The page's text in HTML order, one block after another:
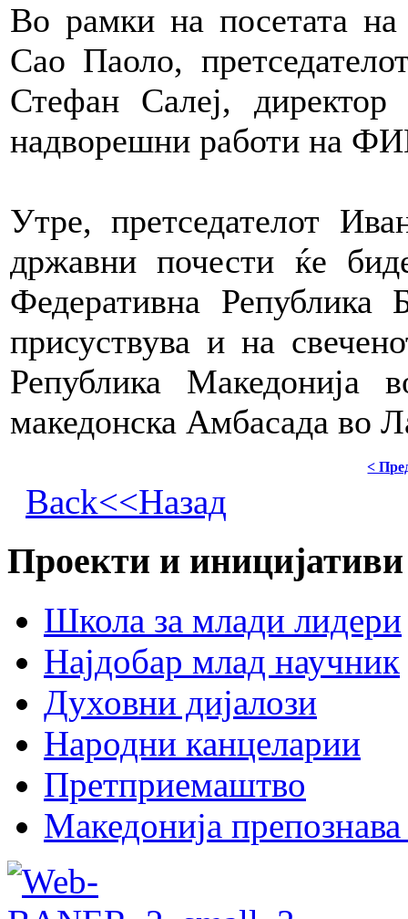
Во рамки на посетата
Сао Паоло,
Стефан Салеј, директор
надворешни работи на
Утре, претседателот
државни почести ќе
Федеративна
присуствува и на
Република Македонија
македонска Aмбасада во
<
Back<<Назад
Проекти и иницијативи
Школа за млади лидери
Најдобар млад научник
Духовни дијалози
Народни канцеларии
Претприемаштво
Македонија